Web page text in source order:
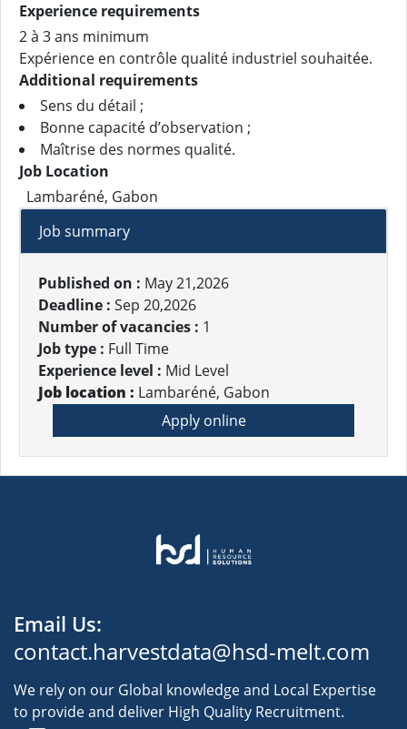
Experience requirements
2 à 3 ans minimum
Expérience en contrôle qualité industriel souhaitée.
Additional requirements
Sens du détail ;
Bonne capacité d’observation ;
Maîtrise des normes qualité.
Job Location
Lambaréné, Gabon
Job summary
Published on : May 21,2026
Deadline : Sep 20,2026
Number of vacancies : 1
Job type : Full Time
Experience level : Mid Level
Job location : Lambaréné, Gabon
Apply online
Email Us:
contact.harvestdata@hsd-melt.com
We rely on our Global knowledge and Local Expertise
to provide and deliver High Quality Recruitment.